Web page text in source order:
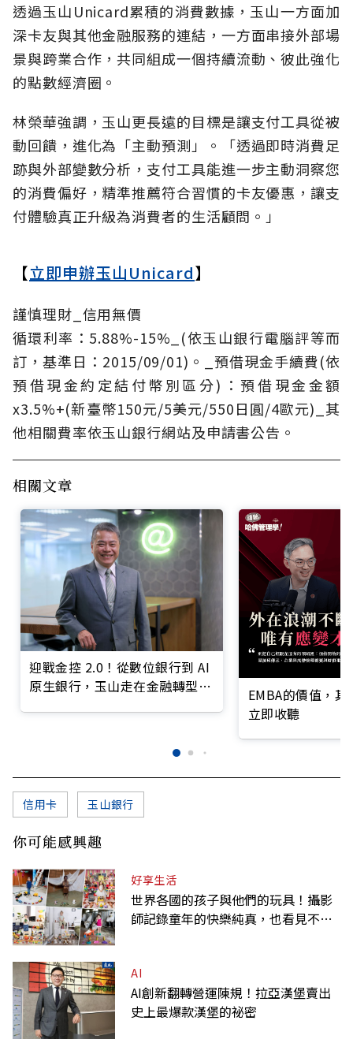
透過玉山Unicard累積的消費數據，玉山一方面加
深卡友與其他金融服務的連結，一方面串接外部場
景與跨業合作，共同組成一個持續流動、彼此強化
的點數經濟圈。
林榮華強調，玉山更長遠的目標是讓支付工具從被
動回饋，進化為「主動預測」。「透過即時消費足
跡與外部變數分析，支付工具能進一步主動洞察您
的消費偏好，精準推薦符合習慣的卡友優惠，讓支
付體驗真正升級為消費者的生活顧問。」
【立即申辦玉山Unicard】
謹慎理財_信用無價
循環利率：5.88%-15%_(依玉山銀行電腦評等而
訂，基準日：2015/09/01)。_預借現金手續費(依
預借現金約定結付幣別區分)：預借現金金額
x3.5%+(新臺幣150元/5美元/550日圓/4歐元)_其
他相關費率依玉山銀行網站及申請書公告。
相關文章
迎戰金控 2.0！從數位銀行到 AI
原生銀行，玉山走在金融轉型最
EMBA的價值，
立即收聽
信用卡 玉山銀行
你可能感興趣
好享生活
世界各國的孩子與他們的玩具！攝影
師記錄童年的快樂純真，也看見不同
AI
AI創新翻轉營運陳規！拉亞漢堡賣出
史上最爆款漢堡的祕密